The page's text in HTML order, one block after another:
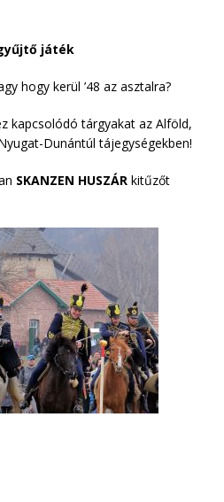
játék
hogy kerül ’48 az asztalra?
kapcsolódó tárgyakat az Alföld,
Dunántúl tájegységekben!
SKANZEN HUSZÁR kitűzőt